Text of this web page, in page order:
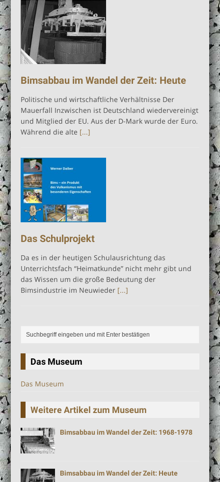
Bimsabbau im Wandel der Zeit: Heute
Politische und wirtschaftliche Verhältnisse Der
Mauerfall Inzwischen ist Deutschland wiedervereinigt
und Mitglied der EU. Aus der D-Mark wurde der Euro.
Während die alte [...]
Das Schulprojekt
Da es in der heutigen Schulausrichtung das
Unterrichtsfach “Heimatkunde” nicht mehr gibt und
das Wissen um die große Bedeutung der
Bimsindustrie im Neuwieder [...]
Das Museum
Das Museum
Weitere Artikel zum Museum
Bimsabbau im Wandel der Zeit: 1968-1978
Bimsabbau im Wandel der Zeit: Heute